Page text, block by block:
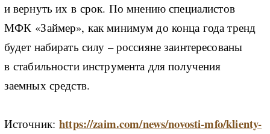
и вернуть их в срок. По мнению специалистов
МФК «Займер», как минимум до конца года тренд
будет набирать силу – россияне заинтересованы
в стабильности инструмента для получения
заемных средств.
Источник: https://zaim.com/news/novosti-mfo/klienty-